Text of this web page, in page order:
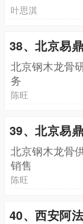
叶思淇
38、北京易
北京钢木龙骨
务
陈旺
39、北京易
北京钢木龙骨
销售
陈旺
40、西安阿